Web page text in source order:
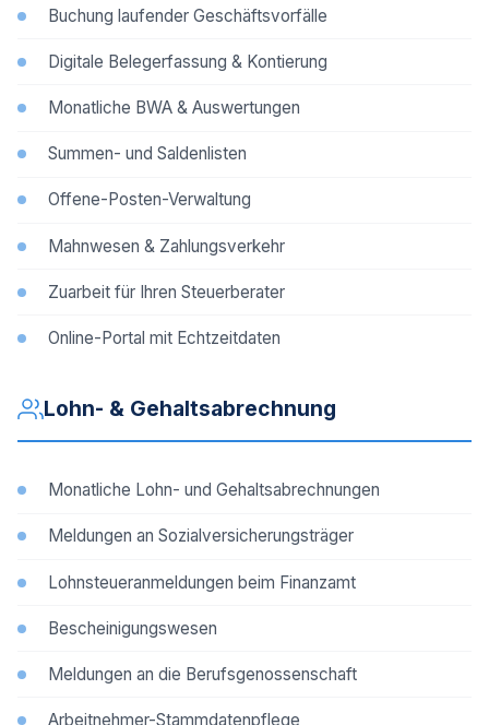
Buchung laufender Geschäftsvorfälle
Digitale Belegerfassung & Kontierung
Monatliche BWA & Auswertungen
Summen- und Saldenlisten
Offene-Posten-Verwaltung
Mahnwesen & Zahlungsverkehr
Zuarbeit für Ihren Steuerberater
Online-Portal mit Echtzeitdaten
Lohn- & Gehaltsabrechnung
Monatliche Lohn- und Gehaltsabrechnungen
Meldungen an Sozialversicherungsträger
Lohnsteueranmeldungen beim Finanzamt
Bescheinigungswesen
Meldungen an die Berufsgenossenschaft
Arbeitnehmer-Stammdatenpflege